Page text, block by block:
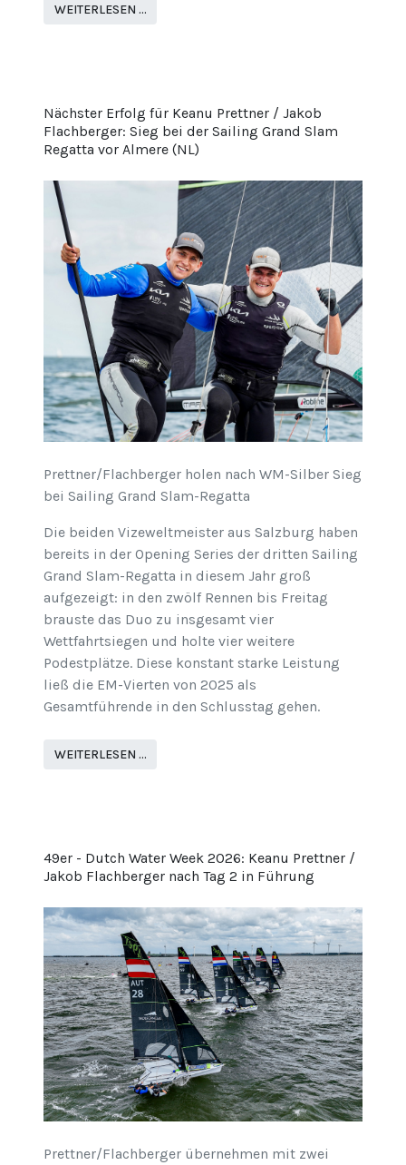
WEITERLESEN …
Nächster Erfolg für Keanu Prettner / Jakob
Flachberger: Sieg bei der Sailing Grand Slam
Regatta vor Almere (NL)
Prettner/Flachberger holen nach WM-Silber Sieg
bei Sailing Grand Slam-Regatta
Die beiden Vizeweltmeister aus Salzburg haben
bereits in der Opening Series der dritten Sailing
Grand Slam-Regatta in diesem Jahr groß
aufgezeigt: in den zwölf Rennen bis Freitag
brauste das Duo zu insgesamt vier
Wettfahrtsiegen und holte vier weitere
Podestplätze. Diese konstant starke Leistung
ließ die EM-Vierten von 2025 als
Gesamtführende in den Schlusstag gehen.
WEITERLESEN …
49er - Dutch Water Week 2026: Keanu Prettner /
Jakob Flachberger nach Tag 2 in Führung
Prettner/Flachberger übernehmen mit zwei